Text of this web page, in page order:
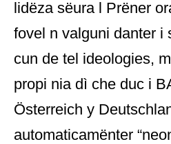
lidëza sëura l Prëner
fovel n valguni danter i
cun de tel ideologies,
propi nia dì che duc i
Österreich y
automaticamënter